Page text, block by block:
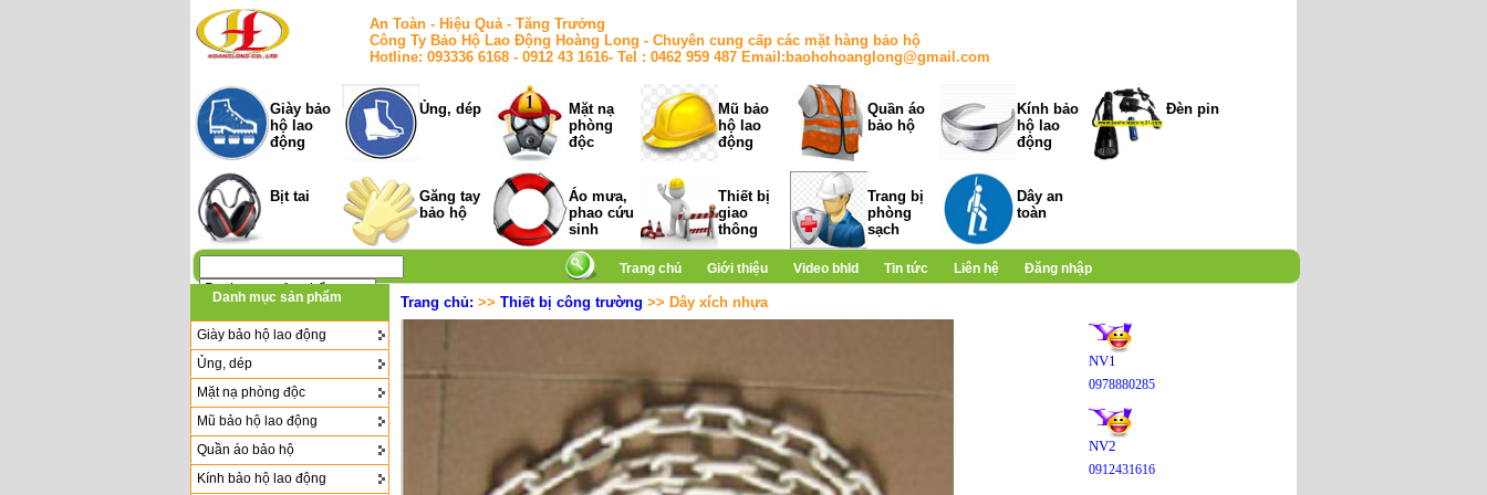
An Toàn - Hiệu Quả - Tăng Trưởng
Công Ty Bảo Hộ Lao Động Hoàng Long - Chuyên cung cấp các mặt hàng bảo hộ
Hotline: 093336 6168 - 0912 43 1616- Tel : 0462 959 487 Email:baohohoanglong@gmail.com
Giày bảo
hộ lao
động
Ủng, dép
Mặt nạ
phòng
độc
Mũ bảo
hộ lao
động
Quần áo
bảo hộ
Kính bảo
hộ lao
động
Đèn pin
Bịt tai
Găng tay
bảo hộ
Áo mưa,
phao cứu
sinh
Thiết bị
giao
thông
Trang bị
phòng
sạch
Dây an
toàn
Trang chủ Giới thiệu Video bhld Tin tức Liên hệ
Đăng nhập
Danh mục sản phẩm
Giày bảo hộ lao động
Ủng, dép
Mặt nạ phòng độc
Mũ bảo hộ lao động
Quần áo bảo hộ
Kính bảo hộ lao động
Trang chủ: >> Thiết bị công trường >> Dây xích nhựa
NV1
0978880285
NV2
0912431616